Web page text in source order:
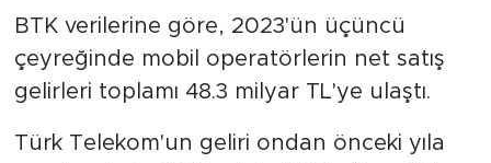
BTK verilerine göre, 2023'ün üçüncü
çeyreğinde mobil operatörlerin net satış
gelirleri toplamı 48.3 milyar TL'ye ulaştı.
Türk Telekom'un geliri ondan önceki yıla